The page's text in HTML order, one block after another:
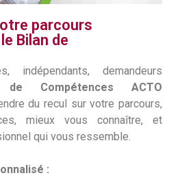
parcours
Bilan de
indépendants, demandeurs
de Compétences ACTO
du recul sur votre parcours,
mieux vous connaître, et
qui vous ressemble.
: